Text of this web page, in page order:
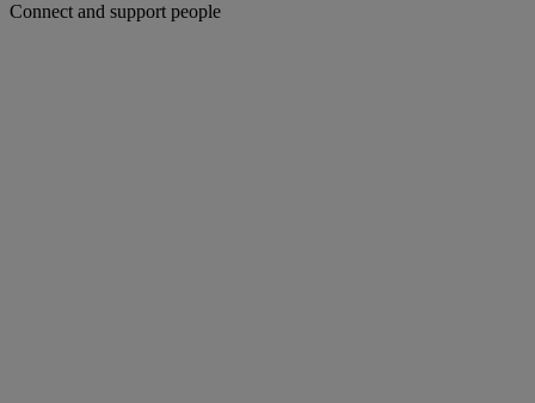
Connect and support people